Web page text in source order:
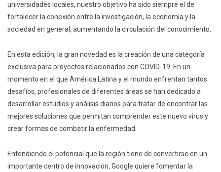
universidades locales, nuestro objetivo ha sido siempre el de
fortalecer la conexión entre la investigación, la economía y la
sociedad en general, aumentando la circulación del conocimiento.
En esta edición, la gran novedad es la creación de una categoría
exclusiva para proyectos relacionados con COVID-19. En un
momento en el que América Latina y el mundo enfrentan tantos
desafíos, profesionales de diferentes áreas se han dedicado a
desarrollar estudios y análisis diarios para tratar de encontrar las
mejores soluciones que permitan comprender este nuevo virus y
crear formas de combatir la enfermedad.
Entendiendo el potencial que la región tiene de convertirse en un
importante centro de innovación, Google quiere fomentar la